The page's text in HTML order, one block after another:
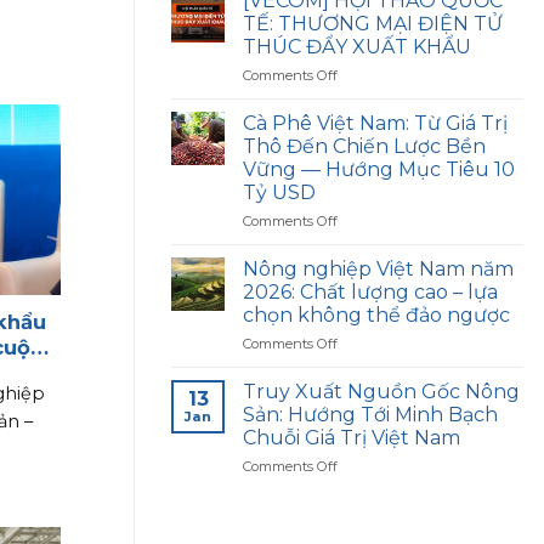
–
điện
tử
thúc
đẩy
khẩu:
Tăng
tốc
để
bị
lại
phía
sau
TẾ: THƯƠNG MẠI ĐIỆN TỬ
THÚC ĐẨY XUẤT KHẨU
Comments Offon
HỘI
THẢO
QUỐC
TẾ:
MẠI
TỬ
THÚC
ĐẨY
XUẤT
KHẨU
Cà Phê Việt Nam: Từ Giá Trị
Thô Đến Chiến Lược Bền
Vững — Hướng Mục Tiêu 10
Tỷ USD
Comments Offon
Phê
Việt
Nam:
Từ
Giá
Thô
Đến
Chiến
Lược
Bền
Nông nghiệp Việt Nam năm
2026: Chất lượng cao – lựa
chọn không thể đảo ngược
Comments Offon
nghiệp
Việt
Nam
năm
2026:
13
Jan
Truy Xuất Nguồn Gốc Nông
Sản: Hướng Tới Minh Bạch
Chuỗi Giá Trị Việt Nam
Comments Offon